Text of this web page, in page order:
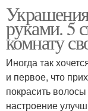
руками. 5
комнату
Иногда так
и первое, что
покрасить
настроение